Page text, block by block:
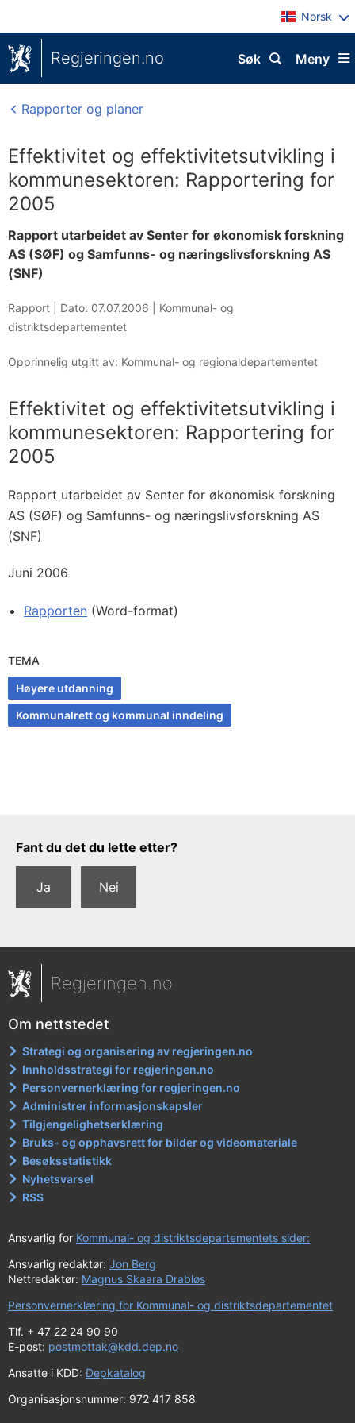
Norsk
Regjeringen.no Meny
Søk
Rapporter og planer
Effektivitet og effektivitetsutvikling i
kommunesektoren: Rapportering for
2005
Rapport utarbeidet av Senter for økonomisk forskning
AS (SØF) og Samfunns- og næringslivsforskning AS
(SNF)
Rapport | Dato: 07.07.2006
Kommunal- og
distriktsdepartementet
Opprinnelig utgitt av: Kommunal- og regionaldepartementet
Effektivitet og effektivitetsutvikling i
kommunesektoren: Rapportering for
2005
Rapport utarbeidet av Senter for økonomisk forskning
AS (SØF) og Samfunns- og næringslivsforskning AS
(SNF)
Juni 2006
Rapporten (Word-format)
TEMA
Høyere utdanning
Kommunalrett og kommunal inndeling
Tilbakemeldingsskjema
Fant du det du lette etter?
Ja Nei
Regjeringen.no
Om nettstedet
Strategi og organisering av regjeringen.no
Innholdsstrategi for regjeringen.no
Personvernerklæring for regjeringen.no
Administrer informasjonskapsler
Tilgjengelighetserklæring
Bruks- og opphavsrett for bilder og videomateriale
Besøksstatistikk
Nyhetsvarsel
RSS
Ansvarlig for Kommunal- og distriktsdepartementets sider:
Ansvarlig redaktør: Jon Berg
Nettredaktør: Magnus Skaara Drabløs
Personvernerklæring for Kommunal- og distriktsdepartementet
Tlf. + 47 22 24 90 90
E-post: postmottak@kdd.dep.no
Ansatte i KDD: Depkatalog
Organisasjonsnummer: 972 417 858